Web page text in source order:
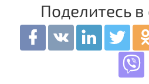
Поделитесь в